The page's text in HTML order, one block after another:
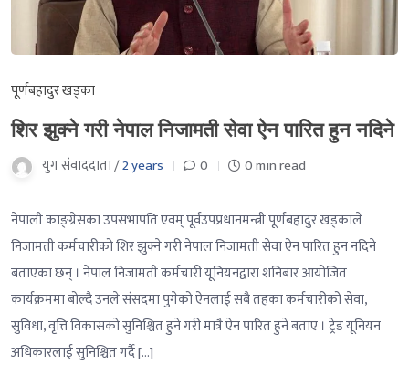
पूर्णबहादुर खड्का
शिर झुक्ने गरी नेपाल निजामती सेवा ऐन पारित हुन नदिने
युग संवाददाता /2 years 0 0 min read
नेपाली काङ्ग्रेसका उपसभापति एवम् पूर्वउपप्रधानमन्त्री पूर्णबहादुर खड्काले
निजामती कर्मचारीको शिर झुक्ने गरी नेपाल निजामती सेवा ऐन पारित हुन नदिने
बताएका छन् । नेपाल निजामती कर्मचारी यूनियनद्वारा शनिबार आयोजित
कार्यक्रममा बोल्दै उनले संसदमा पुगेको ऐनलाई सबै तहका कर्मचारीको सेवा,
सुविधा, वृत्ति विकासको सुनिश्चित हुने गरी मात्रै ऐन पारित हुने बताए । ट्रेड यूनियन
अधिकारलाई सुनिश्चित गर्दै […]